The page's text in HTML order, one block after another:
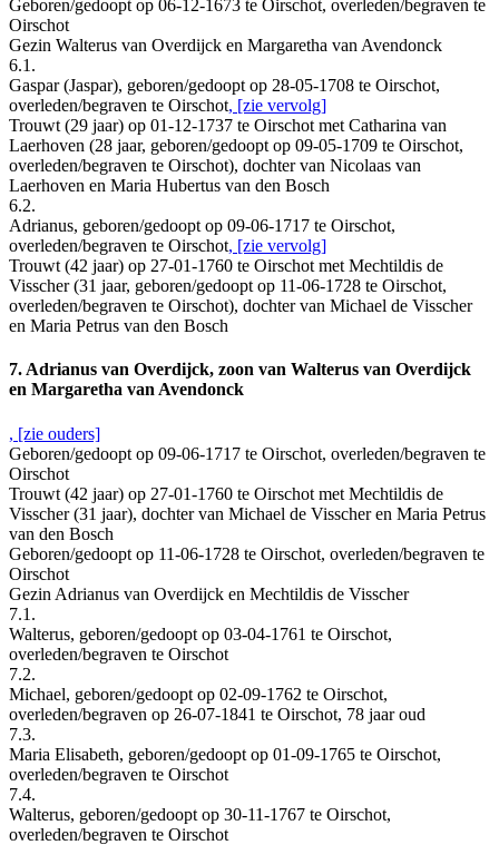
Geboren/gedoopt op 06-12-1673 te Oirschot, overleden/begraven te
Oirschot
Gezin Walterus van Overdijck en Margaretha van Avendonck
6.1.
Gaspar (Jaspar), geboren/gedoopt op 28-05-1708 te Oirschot,
overleden/begraven te Oirschot, [zie vervolg]
Trouwt (29 jaar) op 01-12-1737 te Oirschot met Catharina van
Laerhoven (28 jaar, geboren/gedoopt op 09-05-1709 te Oirschot,
overleden/begraven te Oirschot), dochter van Nicolaas van
Laerhoven en Maria Hubertus van den Bosch
6.2.
Adrianus, geboren/gedoopt op 09-06-1717 te Oirschot,
overleden/begraven te Oirschot, [zie vervolg]
Trouwt (42 jaar) op 27-01-1760 te Oirschot met Mechtildis de
Visscher (31 jaar, geboren/gedoopt op 11-06-1728 te Oirschot,
overleden/begraven te Oirschot), dochter van Michael de Visscher
en Maria Petrus van den Bosch
7. Adrianus van Overdijck, zoon van Walterus van Overdijck
en Margaretha van Avendonck
, [zie ouders]
Geboren/gedoopt op 09-06-1717 te Oirschot, overleden/begraven te
Oirschot
Trouwt (42 jaar) op 27-01-1760 te Oirschot met Mechtildis de
Visscher (31 jaar), dochter van Michael de Visscher en Maria Petrus
van den Bosch
Geboren/gedoopt op 11-06-1728 te Oirschot, overleden/begraven te
Oirschot
Gezin Adrianus van Overdijck en Mechtildis de Visscher
7.1.
Walterus, geboren/gedoopt op 03-04-1761 te Oirschot,
overleden/begraven te Oirschot
7.2.
Michael, geboren/gedoopt op 02-09-1762 te Oirschot,
overleden/begraven op 26-07-1841 te Oirschot, 78 jaar oud
7.3.
Maria Elisabeth, geboren/gedoopt op 01-09-1765 te Oirschot,
overleden/begraven te Oirschot
7.4.
Walterus, geboren/gedoopt op 30-11-1767 te Oirschot,
overleden/begraven te Oirschot